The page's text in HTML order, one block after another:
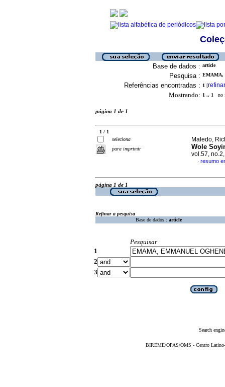
Base de dados : article
Pesquisa : EMAMA,
Referências encontradas : 1 [refinar
Mostrando: 1 .. 1 no
página 1 de 1
1 / 1
seleciona
para imprimir
Maledo,
Wole
vol.57,
· resumo
página 1 de 1
Refinar a pesquisa
Base de dados : article
Pesquisar
1
2
3
Search
BIREME/OPAS/OMS - Centro Latino-